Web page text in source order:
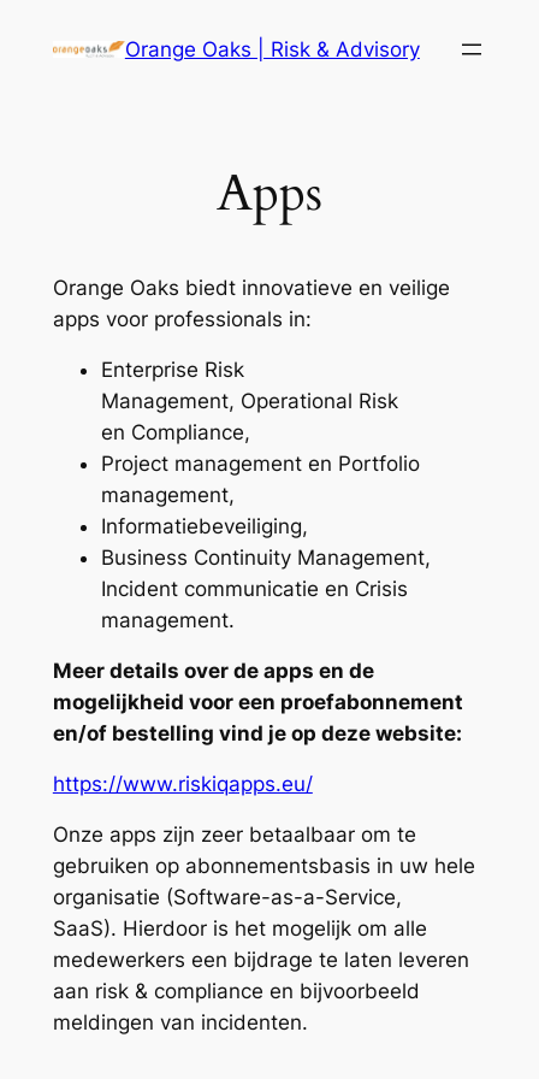
Orange Oaks | Risk & Advisory
Apps
Orange Oaks biedt innovatieve en veilige
apps voor professionals in:
Enterprise Risk
Management, Operational Risk
en Compliance,
Project management en Portfolio
management,
Informatiebeveiliging,
Business Continuity Management,
Incident communicatie en Crisis
management.
Meer details over de apps en de
mogelijkheid voor een proefabonnement
en/of bestelling vind je op deze website:
https://www.riskiqapps.eu/
Onze apps zijn zeer betaalbaar om te
gebruiken op abonnementsbasis in uw hele
organisatie (Software-as-a-Service,
SaaS). Hierdoor is het mogelijk om alle
medewerkers een bijdrage te laten leveren
aan risk & compliance en bijvoorbeeld
meldingen van incidenten.